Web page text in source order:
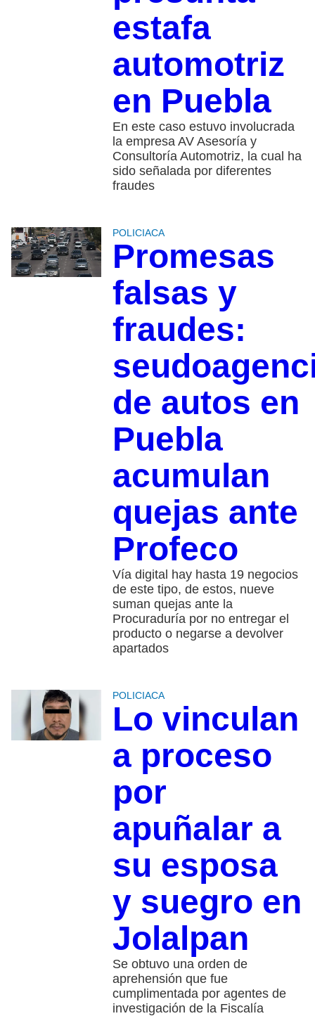
estafa
automotriz
en Puebla
En este caso estuvo involucrada
la empresa AV Asesoría y
Consultoría Automotriz, la cual ha
sido señalada por diferentes
fraudes
POLICIACA
Promesas
falsas y
fraudes:
de autos en
Puebla
acumulan
quejas ante
Profeco
Vía digital hay hasta 19 negocios
de este tipo, de estos, nueve
suman quejas ante la
Procuraduría por no entregar el
producto o negarse a devolver
apartados
POLICIACA
Lo vinculan
a proceso
por
apuñalar a
su esposa
y suegro en
Jolalpan
Se obtuvo una orden de
aprehensión que fue
cumplimentada por agentes de
investigación de la Fiscalía